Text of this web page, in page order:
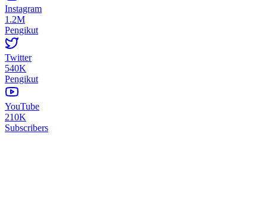
Instagram
1.2M
Pengikut
Twitter
540K
Pengikut
YouTube
210K
Subscribers